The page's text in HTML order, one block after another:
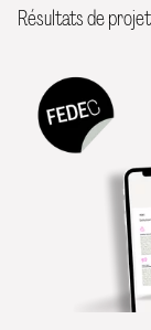
Résultats de